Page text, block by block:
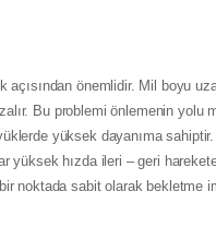
önemlidir. Mil boyu
Bu problemi önlemenin
yüksek dayanıma
yüksek hızda ileri – geri
noktada sabit olarak bekletme